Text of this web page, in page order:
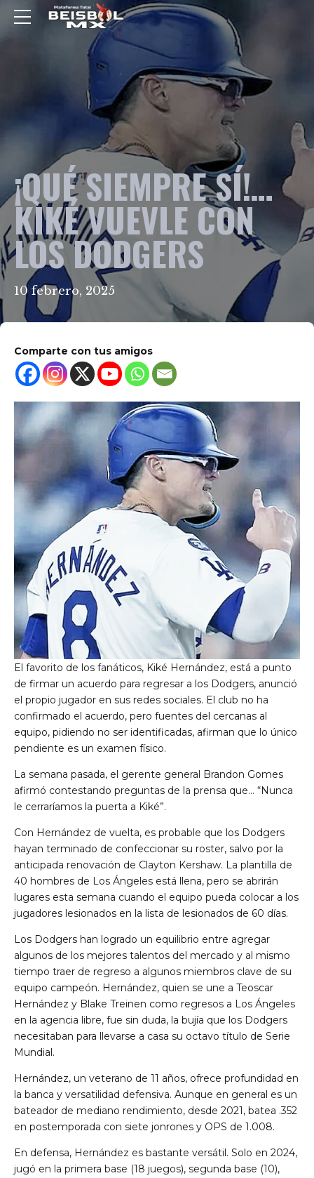
¡QUÉ SIEMPRE SÍ!…
KIKÉ VUEVLE CON
LOS DODGERS
10 febrero, 2025
Comparte con tus amigos
El favorito de los fanáticos, Kiké Hernández, está a punto
de firmar un acuerdo para regresar a los Dodgers, anunció
el propio jugador en sus redes sociales. El club no ha
confirmado el acuerdo, pero fuentes del cercanas al
equipo, pidiendo no ser identificadas, afirman que lo único
pendiente es un examen físico.
La semana pasada, el gerente general Brandon Gomes
afirmó contestando preguntas de la prensa que… “Nunca
le cerraríamos la puerta a Kiké”.
Con Hernández de vuelta, es probable que los Dodgers
hayan terminado de confeccionar su roster, salvo por la
anticipada renovación de Clayton Kershaw. La plantilla de
40 hombres de Los Ángeles está llena, pero se abrirán
lugares esta semana cuando el equipo pueda colocar a los
jugadores lesionados en la lista de lesionados de 60 días.
Los Dodgers han logrado un equilibrio entre agregar
algunos de los mejores talentos del mercado y al mismo
tiempo traer de regreso a algunos miembros clave de su
equipo campeón. Hernández, quien se une a Teoscar
Hernández y Blake Treinen como regresos ​​a Los Ángeles
en la agencia libre, fue sin duda, la bujía que los Dodgers
necesitaban para llevarse a casa su octavo título de Serie
Mundial.
Hernández, un veterano de 11 años, ofrece profundidad en
la banca y versatilidad defensiva. Aunque en general es un
bateador de mediano rendimiento, desde 2021, batea .352
en postemporada con siete jonrones y OPS de 1.008.
En defensa, Hernández es bastante versátil. Solo en 2024,
jugó en la primera base (18 juegos), segunda base (10),